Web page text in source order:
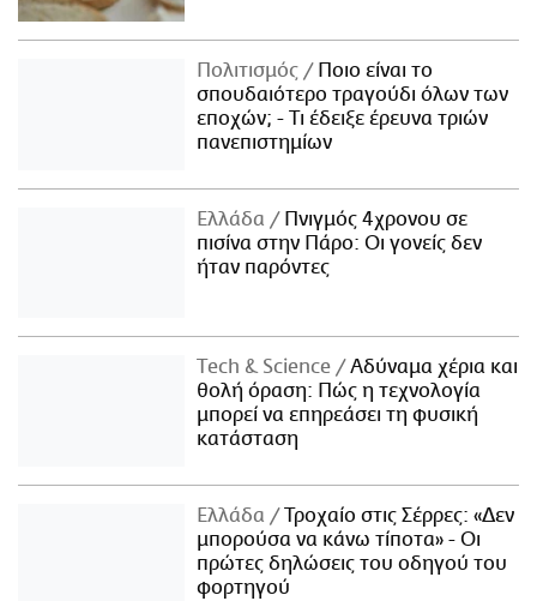
Πολιτισμός
Ποιο είναι το
σπουδαιότερο τραγούδι όλων των
εποχών; - Τι έδειξε έρευνα τριών
πανεπιστημίων
Ελλάδα
Πνιγμός 4χρονου σε
πισίνα στην Πάρο: Οι γονείς δεν
ήταν παρόντες
Τech & Science
Αδύναμα χέρια και
θολή όραση: Πώς η τεχνολογία
μπορεί να επηρεάσει τη φυσική
κατάσταση
Ελλάδα
Τροχαίο στις Σέρρες: «Δεν
μπορούσα να κάνω τίποτα» - Οι
πρώτες δηλώσεις του οδηγού του
φορτηγού